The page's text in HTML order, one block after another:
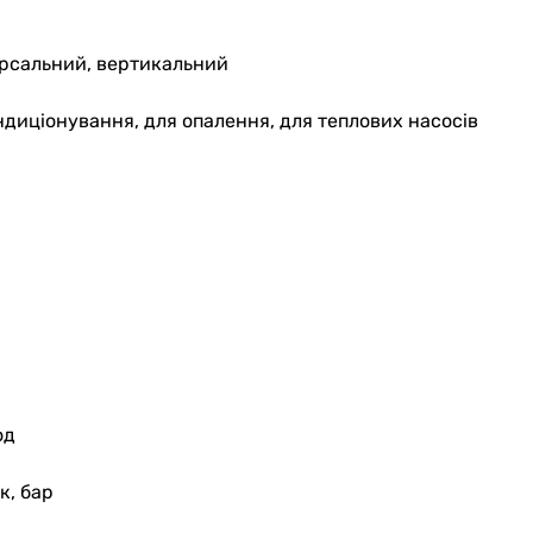
вертикальний
для опалення, для теплових насосів
бар